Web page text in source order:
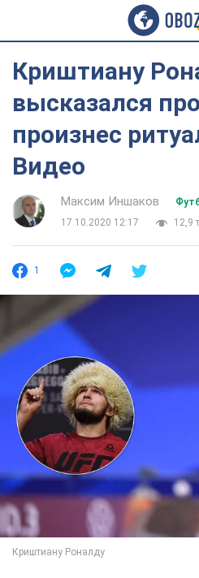
Криштиану
высказался
произнес
Видео
Максим Иншаков
17.10.2020 12:17
12,9
1